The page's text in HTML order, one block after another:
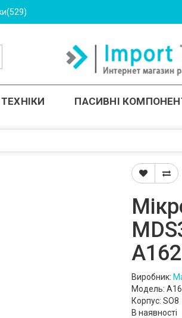
ПАСИВНІ
Виробник:
Модель:
Корпус: SO8
В наявності